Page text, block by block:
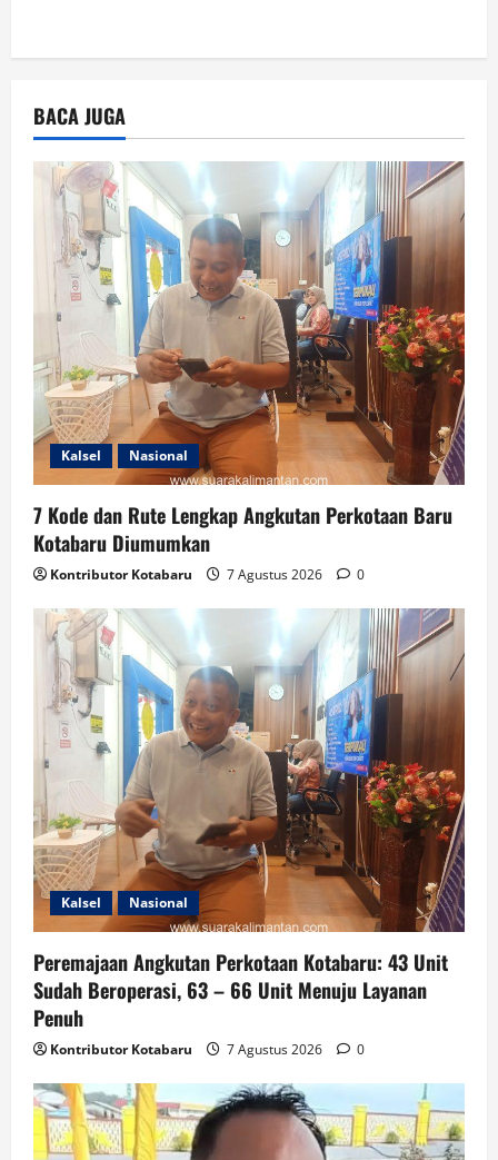
BACA JUGA
Kalsel Nasional
7 Kode dan Rute Lengkap Angkutan Perkotaan Baru
Kotabaru Diumumkan
Kontributor Kotabaru 7 Agustus 2026 0
Kalsel Nasional
Peremajaan Angkutan Perkotaan Kotabaru: 43 Unit
Sudah Beroperasi, 63 – 66 Unit Menuju Layanan
Penuh
Kontributor Kotabaru 7 Agustus 2026 0